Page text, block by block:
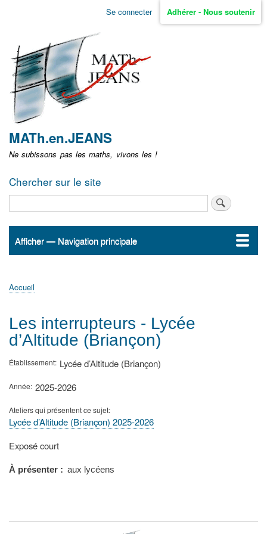
Aller
non
identifié
Se connecter Adhérer - Nous soutenir
MATh.en.JEANS
Ne subissons pas les maths, vivons les !
Chercher sur le site
Navigation
Afficher — Navigation principale
Accueil
ActualitésMATh.en.JEANS ?
Régions et Ateliers
Créer, gérer un atelier
Sujets/Publications
Congrès
d'Ariane
Accueil
Les interrupteurs - Lycée
d’Altitude (Briançon)
Établissement Lycée d’Altitude (Briançon)
Année 2025-2026
Ateliers qui présentent ce sujet
Lycée d’Altitude (Briançon) 2025-2026
Type
présentation
Exposé court
À présenter aux lycéens